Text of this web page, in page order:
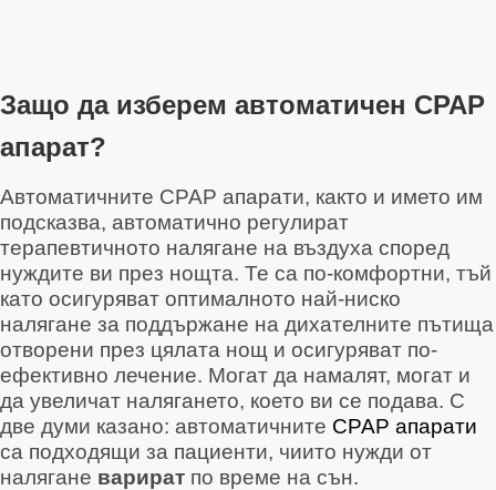
Защо да изберем автоматичен CPAP
апарат?
Автоматичните CPAP апарати, както и името им
подсказва, автоматично регулират
терапевтичното налягане на въздуха според
нуждите ви през нощта. Те са по-комфортни, тъй
като осигуряват оптималното най-ниско
налягане за поддържане на дихателните пътища
отворени през цялата нощ и осигуряват по-
ефективно лечение. Могат да намалят, могат и
да увеличат налягането, което ви се подава. С
две думи казано: автоматичните CPAP апарати
са подходящи за пациенти, чиито нужди от
налягане варират по време на сън.